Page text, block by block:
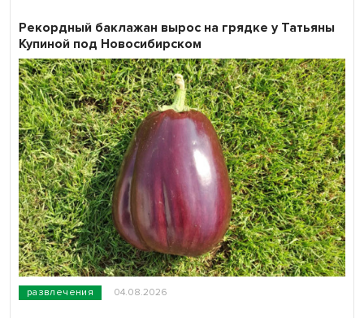
развлечения 04.08.2026
Рекордный баклажан вырос на грядке у Татьяны
Купиной под Новосибирском